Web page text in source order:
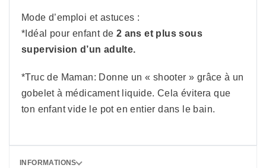
Mode d’emploi et astuces :
*Idéal pour enfant de 2 ans et plus sous
supervision d’un adulte.
*Truc de Maman: Donne un « shooter » grâce à un
gobelet à médicament liquide. Cela évitera que
ton enfant vide le pot en entier dans le bain.
INFORMATIONS